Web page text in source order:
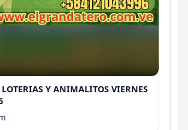
LOTERIAS Y ANIMALITOS VIERNES